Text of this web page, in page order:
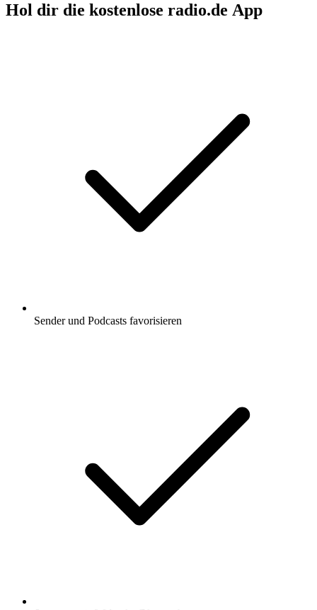
Hol dir die kostenlose radio.de App
Sender und Podcasts favorisieren